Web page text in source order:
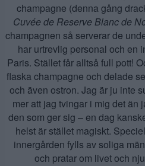
champagne (denna gång
Cuvée de Reserve Blanc de
champagnen så serverar de
har urtrevlig personal och en
Paris. Stället får alltså full pott!
flaska champagne och delade
och även ostron. Jag är ju inte
mer att jag tvingar i mig det än
den som ger sig – en dag
helst är stället magiskt.
innergården fylls av soliga
och pratar om livet och